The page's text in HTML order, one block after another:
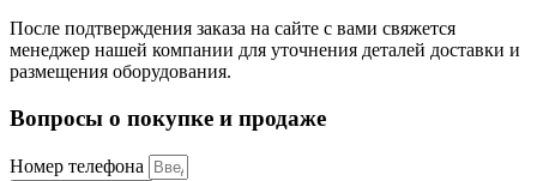
После подтверждения заказа на сайте с вами свяжется
менеджер нашей компании для уточнения деталей доставки и
размещения оборудования.
Вопросы о покупке и продаже
Номер телефона